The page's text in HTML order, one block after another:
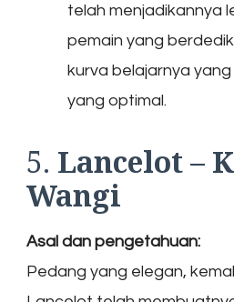
telah menjadikannya
pemain yang
kurva belajarnya
yang optimal.
5. Lancelot –
Wangi
Asal dan pengetahuan:
Pedang yang elegan,